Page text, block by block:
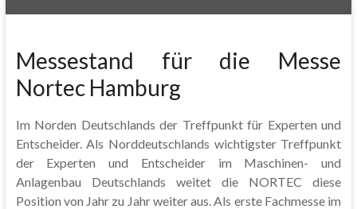
Messestand für die Messe
Nortec Hamburg
Im Norden Deutschlands der Treffpunkt für Experten und
Entscheider. Als Norddeutschlands wichtigster Treffpunkt
der Experten und Entscheider im Maschinen- und
Anlagenbau Deutschlands weitet die NORTEC diese
Position von Jahr zu Jahr weiter aus. Als erste Fachmesse im